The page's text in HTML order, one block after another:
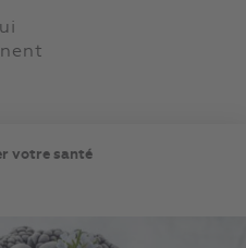
votre santé